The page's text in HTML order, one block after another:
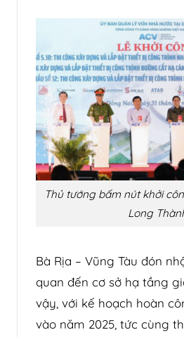
Thủ tướng bấm nút khởi
Long
Bà Rịa – Vũng Tàu đón
quan đến cơ sở hạ tầng
vậy, với kế hoạch hoàn
vào năm 2025, tức cùng